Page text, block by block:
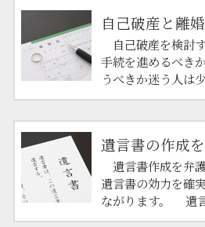
自己破産と離
自己破産を検討
手続を進めるべき
うべきか迷う人は
遺言書の作成
遺言書作成を弁
遺言書の効力を確
ながります。 遺